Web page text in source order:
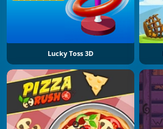
Lucky Toss 3D